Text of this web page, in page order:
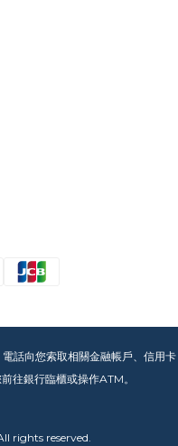
話向您索取相關金融帳戶、信用卡
往銀行臨櫃或操作ATM。
rights reserved.